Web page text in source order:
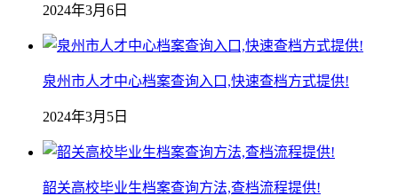
2024年3月6日
泉州市人才中心档案查询入口,快速查档方式提供!
2024年3月5日
韶关高校毕业生档案查询方法,查档流程提供!